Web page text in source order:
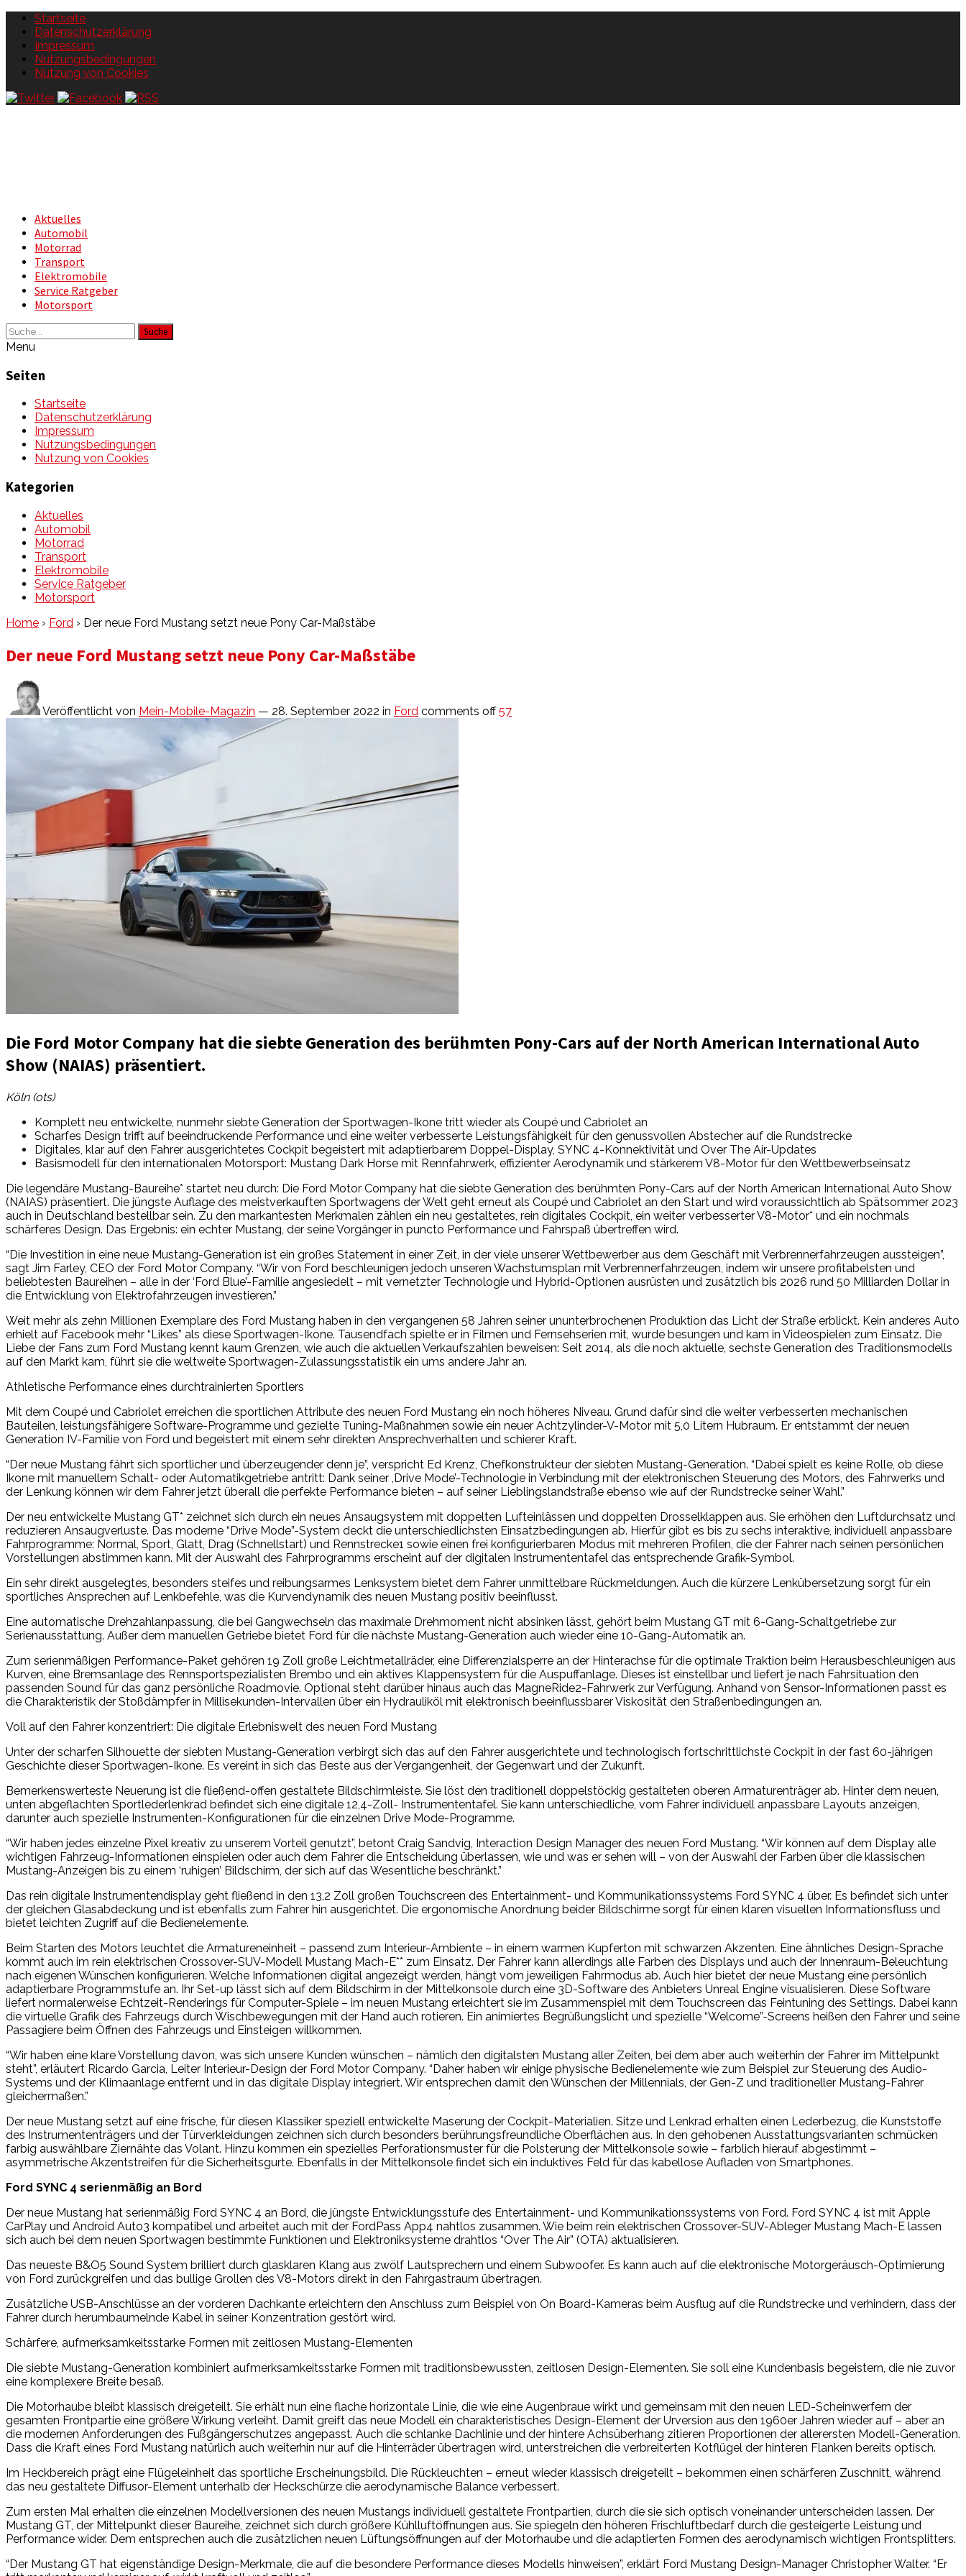
Startseite
Datenschutzerklärung
Impressum
Nutzungsbedingungen
Nutzung von Cookies
Aktuelles
Automobil
Motorrad
Transport
Elektromobile
Service Ratgeber
Motorsport
Suche
Menu
Seiten
Startseite
Datenschutzerklärung
Impressum
Nutzungsbedingungen
Nutzung von Cookies
Kategorien
Aktuelles
Automobil
Motorrad
Transport
Elektromobile
Service Ratgeber
Motorsport
Home › Ford › Der neue Ford Mustang setzt neue Pony Car-Maßstäbe
Der neue Ford Mustang setzt neue Pony Car-Maßstäbe
Veröffentlicht von Mein-Mobile-Magazin — 28. September 2022 in Ford comments off 57
Die Ford Motor Company hat die siebte Generation des berühmten Pony-Cars auf der North American International Auto
Show (NAIAS) präsentiert.
Köln (ots)
Komplett neu entwickelte, nunmehr siebte Generation der Sportwagen-Ikone tritt wieder als Coupé und Cabriolet an
Scharfes Design trifft auf beeindruckende Performance und eine weiter verbesserte Leistungsfähigkeit für den genussvollen Abstecher auf die Rundstrecke
Digitales, klar auf den Fahrer ausgerichtetes Cockpit begeistert mit adaptierbarem Doppel-Display, SYNC 4-Konnektivität und Over The Air-Updates
Basismodell für den internationalen Motorsport: Mustang Dark Horse mit Rennfahrwerk, effizienter Aerodynamik und stärkerem V8-Motor für den Wettbewerbseinsatz
Die legendäre Mustang-Baureihe* startet neu durch: Die Ford Motor Company hat die siebte Generation des berühmten Pony-Cars auf der North American International Auto Show
(NAIAS) präsentiert. Die jüngste Auflage des meistverkauften Sportwagens der Welt geht erneut als Coupé und Cabriolet an den Start und wird voraussichtlich ab Spätsommer 2023
auch in Deutschland bestellbar sein. Zu den markantesten Merkmalen zählen ein neu gestaltetes, rein digitales Cockpit, ein weiter verbesserter V8-Motor* und ein nochmals
schärferes Design. Das Ergebnis: ein echter Mustang, der seine Vorgänger in puncto Performance und Fahrspaß übertreffen wird.
“Die Investition in eine neue Mustang-Generation ist ein großes Statement in einer Zeit, in der viele unserer Wettbewerber aus dem Geschäft mit Verbrennerfahrzeugen aussteigen”,
sagt Jim Farley, CEO der Ford Motor Company. “Wir von Ford beschleunigen jedoch unseren Wachstumsplan mit Verbrennerfahrzeugen, indem wir unsere profitabelsten und
beliebtesten Baureihen – alle in der ‘Ford Blue’-Familie angesiedelt – mit vernetzter Technologie und Hybrid-Optionen ausrüsten und zusätzlich bis 2026 rund 50 Milliarden Dollar in
die Entwicklung von Elektrofahrzeugen investieren.”
Weit mehr als zehn Millionen Exemplare des Ford Mustang haben in den vergangenen 58 Jahren seiner ununterbrochenen Produktion das Licht der Straße erblickt. Kein anderes Auto
erhielt auf Facebook mehr “Likes” als diese Sportwagen-Ikone. Tausendfach spielte er in Filmen und Fernsehserien mit, wurde besungen und kam in Videospielen zum Einsatz. Die
Liebe der Fans zum Ford Mustang kennt kaum Grenzen, wie auch die aktuellen Verkaufszahlen beweisen: Seit 2014, als die noch aktuelle, sechste Generation des Traditionsmodells
auf den Markt kam, führt sie die weltweite Sportwagen-Zulassungsstatistik ein ums andere Jahr an.
Athletische Performance eines durchtrainierten Sportlers
Mit dem Coupé und Cabriolet erreichen die sportlichen Attribute des neuen Ford Mustang ein noch höheres Niveau. Grund dafür sind die weiter verbesserten mechanischen
Bauteilen, leistungsfähigere Software-Programme und gezielte Tuning-Maßnahmen sowie ein neuer Achtzylinder-V-Motor mit 5,0 Litern Hubraum. Er entstammt der neuen
Generation IV-Familie von Ford und begeistert mit einem sehr direkten Ansprechverhalten und schierer Kraft.
“Der neue Mustang fährt sich sportlicher und überzeugender denn je”, verspricht Ed Krenz, Chefkonstrukteur der siebten Mustang-Generation. “Dabei spielt es keine Rolle, ob diese
Ikone mit manuellem Schalt- oder Automatikgetriebe antritt: Dank seiner ,Drive Mode’-Technologie in Verbindung mit der elektronischen Steuerung des Motors, des Fahrwerks und
der Lenkung können wir dem Fahrer jetzt überall die perfekte Performance bieten – auf seiner Lieblingslandstraße ebenso wie auf der Rundstrecke seiner Wahl.”
Der neu entwickelte Mustang GT* zeichnet sich durch ein neues Ansaugsystem mit doppelten Lufteinlässen und doppelten Drosselklappen aus. Sie erhöhen den Luftdurchsatz und
reduzieren Ansaugverluste. Das moderne “Drive Mode”-System deckt die unterschiedlichsten Einsatzbedingungen ab. Hierfür gibt es bis zu sechs interaktive, individuell anpassbare
Fahrprogramme: Normal, Sport, Glatt, Drag (Schnellstart) und Rennstrecke1 sowie einen frei konfigurierbaren Modus mit mehreren Profilen, die der Fahrer nach seinen persönlichen
Vorstellungen abstimmen kann. Mit der Auswahl des Fahrprogramms erscheint auf der digitalen Instrumententafel das entsprechende Grafik-Symbol.
Ein sehr direkt ausgelegtes, besonders steifes und reibungsarmes Lenksystem bietet dem Fahrer unmittelbare Rückmeldungen. Auch die kürzere Lenkübersetzung sorgt für ein
sportliches Ansprechen auf Lenkbefehle, was die Kurvendynamik des neuen Mustang positiv beeinflusst.
Eine automatische Drehzahlanpassung, die bei Gangwechseln das maximale Drehmoment nicht absinken lässt, gehört beim Mustang GT mit 6-Gang-Schaltgetriebe zur
Serienausstattung. Außer dem manuellen Getriebe bietet Ford für die nächste Mustang-Generation auch wieder eine 10-Gang-Automatik an.
Zum serienmäßigen Performance-Paket gehören 19 Zoll große Leichtmetallräder, eine Differenzialsperre an der Hinterachse für die optimale Traktion beim Herausbeschleunigen aus
Kurven, eine Bremsanlage des Rennsportspezialisten Brembo und ein aktives Klappensystem für die Auspuffanlage. Dieses ist einstellbar und liefert je nach Fahrsituation den
passenden Sound für das ganz persönliche Roadmovie. Optional steht darüber hinaus auch das MagneRide2-Fahrwerk zur Verfügung. Anhand von Sensor-Informationen passt es
die Charakteristik der Stoßdämpfer in Millisekunden-Intervallen über ein Hydrauliköl mit elektronisch beeinflussbarer Viskosität den Straßenbedingungen an.
Voll auf den Fahrer konzentriert: Die digitale Erlebniswelt des neuen Ford Mustang
Unter der scharfen Silhouette der siebten Mustang-Generation verbirgt sich das auf den Fahrer ausgerichtete und technologisch fortschrittlichste Cockpit in der fast 60-jährigen
Geschichte dieser Sportwagen-Ikone. Es vereint in sich das Beste aus der Vergangenheit, der Gegenwart und der Zukunft.
Bemerkenswerteste Neuerung ist die fließend-offen gestaltete Bildschirmleiste. Sie löst den traditionell doppelstöckig gestalteten oberen Armaturenträger ab. Hinter dem neuen,
unten abgeflachten Sportlederlenkrad befindet sich eine digitale 12,4-Zoll- Instrumententafel. Sie kann unterschiedliche, vom Fahrer individuell anpassbare Layouts anzeigen,
darunter auch spezielle Instrumenten-Konfigurationen für die einzelnen Drive Mode-Programme.
“Wir haben jedes einzelne Pixel kreativ zu unserem Vorteil genutzt”, betont Craig Sandvig, Interaction Design Manager des neuen Ford Mustang. “Wir können auf dem Display alle
wichtigen Fahrzeug-Informationen einspielen oder auch dem Fahrer die Entscheidung überlassen, wie und was er sehen will – von der Auswahl der Farben über die klassischen
Mustang-Anzeigen bis zu einem ‘ruhigen’ Bildschirm, der sich auf das Wesentliche beschränkt.”
Das rein digitale Instrumentendisplay geht fließend in den 13,2 Zoll großen Touchscreen des Entertainment- und Kommunikationssystems Ford SYNC 4 über. Es befindet sich unter
der gleichen Glasabdeckung und ist ebenfalls zum Fahrer hin ausgerichtet. Die ergonomische Anordnung beider Bildschirme sorgt für einen klaren visuellen Informationsfluss und
bietet leichten Zugriff auf die Bedienelemente.
Beim Starten des Motors leuchtet die Armatureneinheit – passend zum Interieur-Ambiente – in einem warmen Kupferton mit schwarzen Akzenten. Eine ähnliches Design-Sprache
kommt auch im rein elektrischen Crossover-SUV-Modell Mustang Mach-E** zum Einsatz. Der Fahrer kann allerdings alle Farben des Displays und auch der Innenraum-Beleuchtung
nach eigenen Wünschen konfigurieren. Welche Informationen digital angezeigt werden, hängt vom jeweiligen Fahrmodus ab. Auch hier bietet der neue Mustang eine persönlich
adaptierbare Programmstufe an. Ihr Set-up lässt sich auf dem Bildschirm in der Mittelkonsole durch eine 3D-Software des Anbieters Unreal Engine visualisieren. Diese Software
liefert normalerweise Echtzeit-Renderings für Computer-Spiele – im neuen Mustang erleichtert sie im Zusammenspiel mit dem Touchscreen das Feintuning des Settings. Dabei kann
die virtuelle Grafik des Fahrzeugs durch Wischbewegungen mit der Hand auch rotieren. Ein animiertes Begrüßungslicht und spezielle “Welcome”-Screens heißen den Fahrer und seine
Passagiere beim Öffnen des Fahrzeugs und Einsteigen willkommen.
“Wir haben eine klare Vorstellung davon, was sich unsere Kunden wünschen – nämlich den digitalsten Mustang aller Zeiten, bei dem aber auch weiterhin der Fahrer im Mittelpunkt
steht”, erläutert Ricardo Garcia, Leiter Interieur-Design der Ford Motor Company. “Daher haben wir einige physische Bedienelemente wie zum Beispiel zur Steuerung des Audio-
Systems und der Klimaanlage entfernt und in das digitale Display integriert. Wir entsprechen damit den Wünschen der Millennials, der Gen-Z und traditioneller Mustang-Fahrer
gleichermaßen.”
Der neue Mustang setzt auf eine frische, für diesen Klassiker speziell entwickelte Maserung der Cockpit-Materialien. Sitze und Lenkrad erhalten einen Lederbezug, die Kunststoffe
des Instrumententrägers und der Türverkleidungen zeichnen sich durch besonders berührungsfreundliche Oberflächen aus. In den gehobenen Ausstattungsvarianten schmücken
farbig auswählbare Ziernähte das Volant. Hinzu kommen ein spezielles Perforationsmuster für die Polsterung der Mittelkonsole sowie – farblich hierauf abgestimmt –
asymmetrische Akzentstreifen für die Sicherheitsgurte. Ebenfalls in der Mittelkonsole findet sich ein induktives Feld für das kabellose Aufladen von Smartphones.
Ford SYNC 4 serienmäßig an Bord
Der neue Mustang hat serienmäßig Ford SYNC 4 an Bord, die jüngste Entwicklungsstufe des Entertainment- und Kommunikationssystems von Ford. Ford SYNC 4 ist mit Apple
CarPlay und Android Auto3 kompatibel und arbeitet auch mit der FordPass App4 nahtlos zusammen. Wie beim rein elektrischen Crossover-SUV-Ableger Mustang Mach-E lassen
sich auch bei dem neuen Sportwagen bestimmte Funktionen und Elektroniksysteme drahtlos “Over The Air” (OTA) aktualisieren.
Das neueste B&O5 Sound System brilliert durch glasklaren Klang aus zwölf Lautsprechern und einem Subwoofer. Es kann auch auf die elektronische Motorgeräusch-Optimierung
von Ford zurückgreifen und das bullige Grollen des V8-Motors direkt in den Fahrgastraum übertragen.
Zusätzliche USB-Anschlüsse an der vorderen Dachkante erleichtern den Anschluss zum Beispiel von On Board-Kameras beim Ausflug auf die Rundstrecke und verhindern, dass der
Fahrer durch herumbaumelnde Kabel in seiner Konzentration gestört wird.
Schärfere, aufmerksamkeitsstarke Formen mit zeitlosen Mustang-Elementen
Die siebte Mustang-Generation kombiniert aufmerksamkeitsstarke Formen mit traditionsbewussten, zeitlosen Design-Elementen. Sie soll eine Kundenbasis begeistern, die nie zuvor
eine komplexere Breite besaß.
Die Motorhaube bleibt klassisch dreigeteilt. Sie erhält nun eine flache horizontale Linie, die wie eine Augenbraue wirkt und gemeinsam mit den neuen LED-Scheinwerfern der
gesamten Frontpartie eine größere Wirkung verleiht. Damit greift das neue Modell ein charakteristisches Design-Element der Urversion aus den 1960er Jahren wieder auf – aber an
die modernen Anforderungen des Fußgängerschutzes angepasst. Auch die schlanke Dachlinie und der hintere Achsüberhang zitieren Proportionen der allerersten Modell-Generation.
Dass die Kraft eines Ford Mustang natürlich auch weiterhin nur auf die Hinterräder übertragen wird, unterstreichen die verbreiterten Kotflügel der hinteren Flanken bereits optisch.
Im Heckbereich prägt eine Flügeleinheit das sportliche Erscheinungsbild. Die Rückleuchten – erneut wieder klassisch dreigeteilt – bekommen einen schärferen Zuschnitt, während
das neu gestaltete Diffusor-Element unterhalb der Heckschürze die aerodynamische Balance verbessert.
Zum ersten Mal erhalten die einzelnen Modellversionen des neuen Mustangs individuell gestaltete Frontpartien, durch die sie sich optisch voneinander unterscheiden lassen. Der
Mustang GT, der Mittelpunkt dieser Baureihe, zeichnet sich durch größere Kühlluftöffnungen aus. Sie spiegeln den höheren Frischluftbedarf durch die gesteigerte Leistung und
Performance wider. Dem entsprechen auch die zusätzlichen neuen Lüftungsöffnungen auf der Motorhaube und die adaptierten Formen des aerodynamisch wichtigen Frontsplitters.
“Der Mustang GT hat eigenständige Design-Merkmale, die auf die besondere Performance dieses Modells hinweisen”, erklärt Ford Mustang Design-Manager Christopher Walter. “Er